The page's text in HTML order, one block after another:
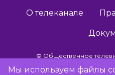
О телеканале
© Общественное
Мы используем файлы